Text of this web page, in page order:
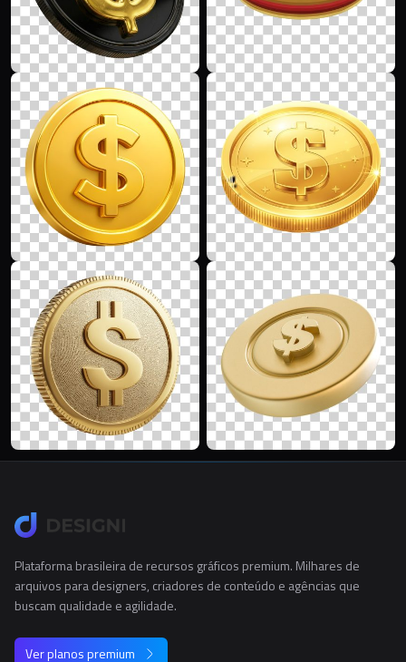
Plataforma brasileira de recursos gráficos premium. Milhares de
arquivos para designers, criadores de conteúdo e agências que
buscam qualidade e agilidade.
Ver planos premium